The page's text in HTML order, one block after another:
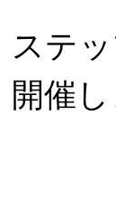
ステ
開催